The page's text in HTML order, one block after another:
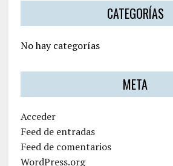
CATEGORÍAS
No hay categorías
META
Acceder
Feed de entradas
Feed de comentarios
WordPress.org